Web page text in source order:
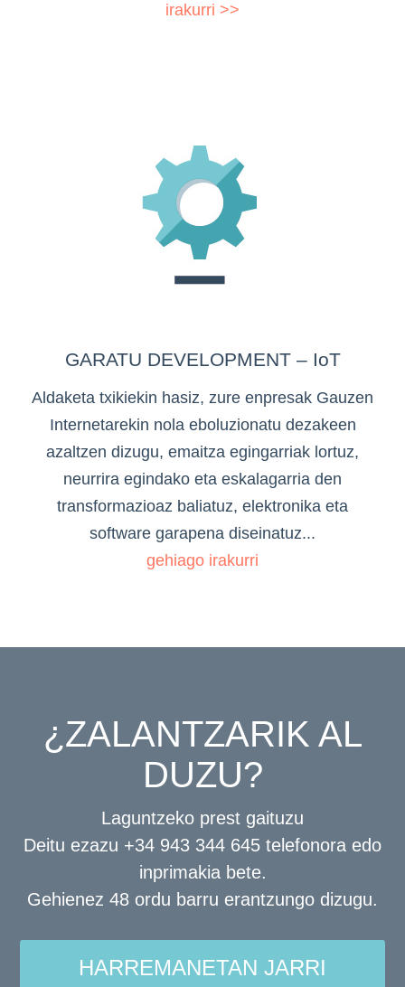
irakurri >>
GARATU DEVELOPMENT – IoT
Aldaketa txikiekin hasiz, zure enpresak Gauzen
Internetarekin nola eboluzionatu dezakeen
azaltzen dizugu, emaitza egingarriak lortuz,
neurrira egindako eta eskalagarria den
transformazioaz baliatuz, elektronika eta
software garapena diseinatuz...
gehiago irakurri
¿ZALANTZARIK AL
DUZU?
Laguntzeko prest gaituzu
Deitu ezazu +34 943 344 645 telefonora edo
inprimakia bete.
Gehienez 48 ordu barru erantzungo dizugu.
HARREMANETAN JARRI